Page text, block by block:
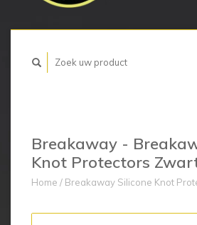
Breakaway -
Knot Protectors
Home / Breakaway Silicone Knot